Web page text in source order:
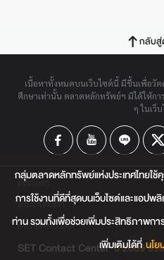
กลับสู่
เนื้อหาทั้งหมดบนเว็บไซต์นี้ มีขึ้นเพื่อวั
ศึกษาเท่านั้น ตลาดหลักทรัพย์ฯ มิได้ให้ก
ๆ ในเว็
ติดต่อเรา
ร่วมงานกับเรา
คำถามที่พบบ่อย
SET Contact Center 0 2009
กลุ่มตลาดหลักทรัพย์แห่งประเทศไทยใ
การใช้งานที่ดีที่สุดบนเว็บไซต์และแอป
ท่าน รวมทั้งเพื่อช่วยเพิ่มประสิทธิภาพกา
เพิ่มเติมได้ที่นโย